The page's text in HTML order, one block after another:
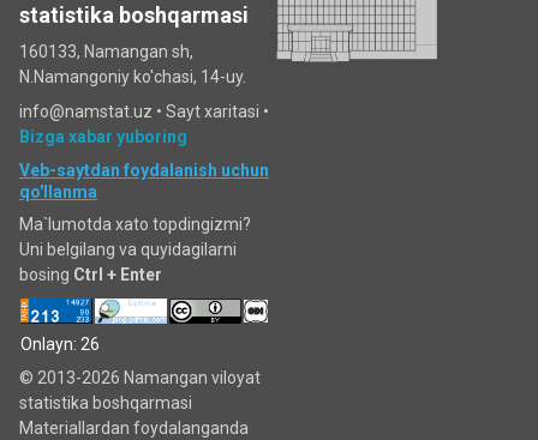
statistika boshqarmasi
160133, Namangan sh,
N.Namangoniy ko'chasi, 14-uy.
info@namstat.uz • Sayt xaritasi •
Bizga xabar yuboring
Veb-saytdan foydalanish uchun
qo'llanma
Ma`lumotda xato topdingizmi?
Uni belgilang va quyidagilarni
bosing Ctrl + Enter
Onlayn: 26
© 2013-2026 Namangan viloyat
statistika boshqarmasi
Materiallardan foydalanganda